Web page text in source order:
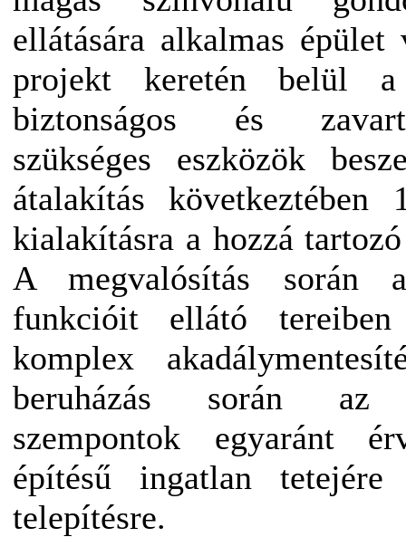
ellátására alkalmas
projekt keretén belül a
biztonságos és
szükséges eszközök
átalakítás következtében
kialakításra a hozzá
A megvalósítás során
funkcióit ellátó
komplex
beruházás során az
szempontok egyaránt
építésű ingatlan tetejére
telepítésre.